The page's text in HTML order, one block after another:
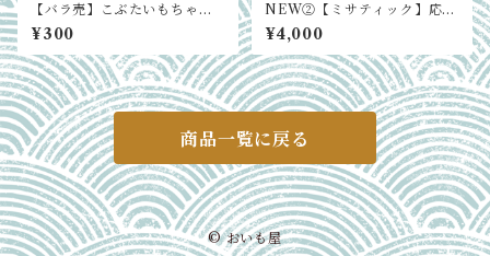
【バラ売】こぶたいもちゃん
缶バッジ
¥300
NEW②【ミサティック】応援
ticketずっと見られる！ライブ
本編データ＋あなただけのメ
ッセージ動画
¥4,000
商品一覧に戻る
© おいも屋